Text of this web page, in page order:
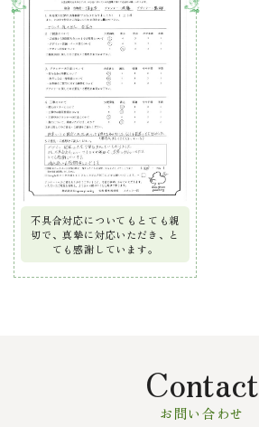
不具合対応についてもとても親
切で、真摯に対応いただき、と
ても感謝しています。
Contact
お問い合わせ